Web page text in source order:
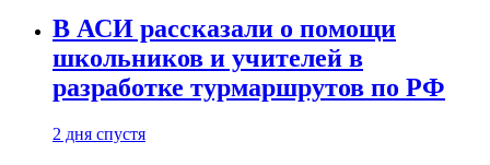
В АСИ рассказали о помощи
школьников и учителей в
разработке турмаршрутов по РФ
2 дня спустя